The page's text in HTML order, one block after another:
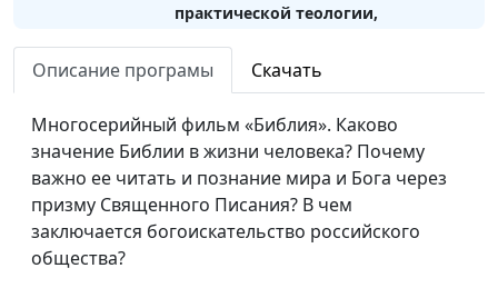
практической теологии,
игумен Иннокентий (Павлов),
кандидат богословия, член
правления РБО, Л. Маневич,
переводчик, ведущий
научный сотрудник РБО, М.
Волгин, священнослужитель,
С. Ряховский,
Описание програмы Скачать
Многосерийный фильм «Библия». Каково
значение Библии в жизни человека? Почему
важно ее читать и познание мира и Бога через
призму Священного Писания? В чем
заключается богоискательство российского
общества?